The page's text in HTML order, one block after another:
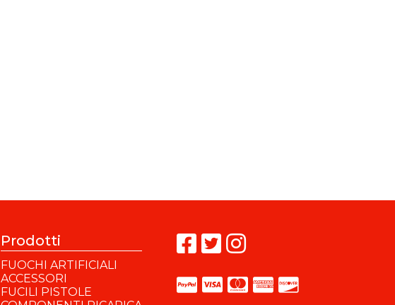
Prodotti
FUOCHI ARTIFICIALI
ACCESSORI
FUCILI PISTOLE